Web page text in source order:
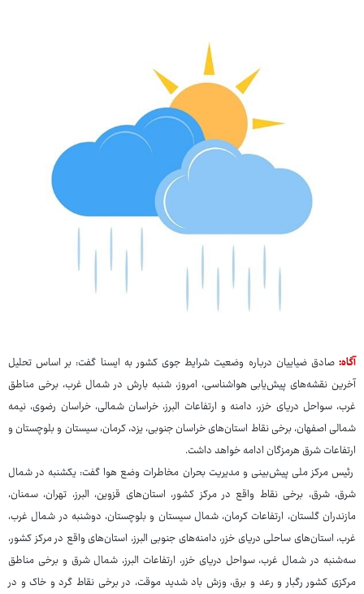
آگاه: صادق ضیاییان درباره وضعیت شرایط جوی کشور به ایسنا گفت: بر اساس تحلیل
آخرین نقشه‌های پیش‌یابی هواشناسی، امروز، شنبه بارش در شمال غرب، برخی مناطق
غرب، سواحل دریای خزر، دامنه و ارتفاعات البرز، خراسان شمالی، خراسان رضوی، نیمه
شمالی اصفهان، برخی نقاط استان‌های خراسان جنوبی، یزد، کرمان، سیستان و بلوچستان و
ارتفاعات شرق هرمزگان ادامه خواهد داشت.
رئیس مرکز ملی پیش‌بینی و مدیریت بحران مخاطرات وضع هوا گفت: یکشنبه در شمال
شرق، شرق، برخی نقاط واقع در مرکز کشور، استان‌های قزوین، البرز، تهران، سمنان،
مازندران گلستان، ارتفاعات کرمان، شمال سیستان و بلوچستان، دوشنبه در شمال غرب،
غرب، استان‌های ساحلی دریای خزر، دامنه‌های جنوبی البرز، استان‌های واقع در مرکز کشور،
سه‌شنبه در شمال غرب، سواحل دریای خزر، ارتفاعات البرز، شمال شرق و برخی مناطق
مرکزی کشور رگبار و رعد و برق، وزش باد شدید موقت، در برخی نقاط گرد و خاک و در